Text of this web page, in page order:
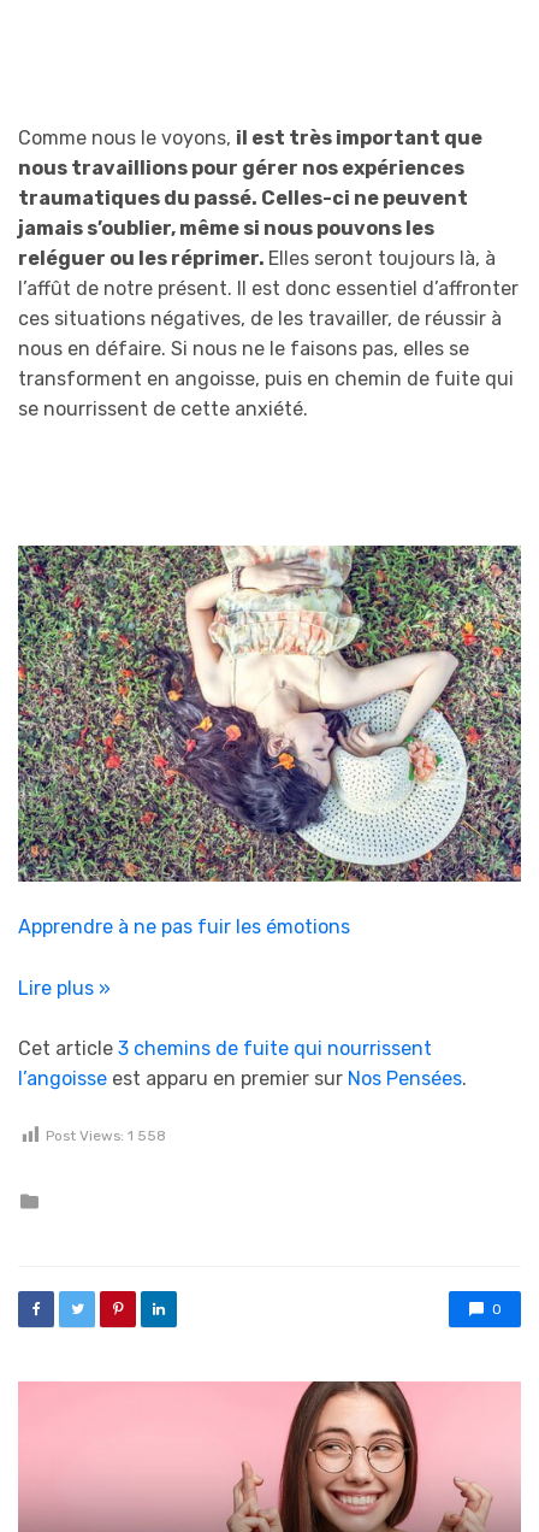
Comme nous le voyons, il est très important que
nous travaillions pour gérer nos expériences
traumatiques du passé. Celles-ci ne peuvent
jamais s’oublier, même si nous pouvons les
reléguer ou les réprimer. Elles seront toujours là, à
l’affût de notre présent. Il est donc essentiel d’affronter
ces situations négatives, de les travailler, de réussir à
nous en défaire. Si nous ne le faisons pas, elles se
transforment en angoisse, puis en chemin de fuite qui
se nourrissent de cette anxiété.
Apprendre à ne pas fuir les émotions
Lire plus »
Cet article 3 chemins de fuite qui nourrissent
l’angoisse est apparu en premier sur Nos Pensées.
Post Views: 1 558
0